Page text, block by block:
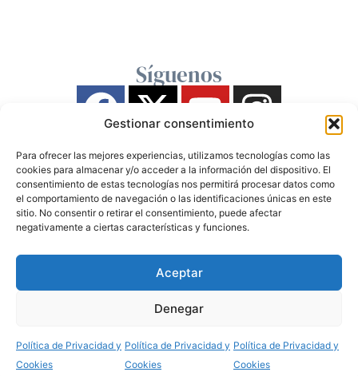
Gestionar consentimiento
Para ofrecer las mejores experiencias, utilizamos tecnologías como las
cookies para almacenar y/o acceder a la información del dispositivo. El
consentimiento de estas tecnologías nos permitirá procesar datos como
el comportamiento de navegación o las identificaciones únicas en este
sitio. No consentir o retirar el consentimiento, puede afectar
negativamente a ciertas características y funciones.
Aceptar
Denegar
Política de Privacidad y
Cookies
Política de Privacidad y
Cookies
Política de Privacidad y
Cookies
Síguenos